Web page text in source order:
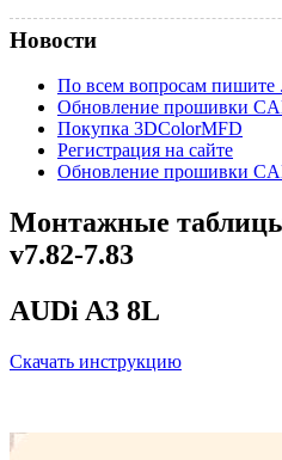
Новости
По всем вопросам пишите
Обновление прошивки
Покупка 3DColorMFD
Регистрация на сайте
Обновление прошивки
Монтажные
v7.82-7.83
AUDi A3 8L
Скачать инструкцию